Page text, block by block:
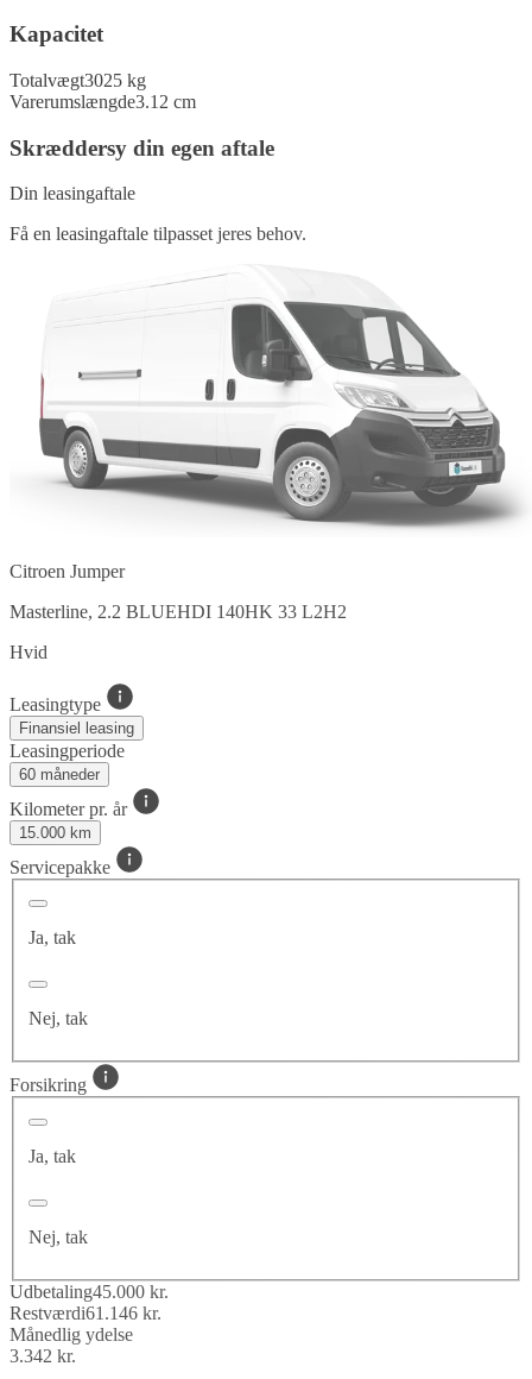
Kapacitet
Totalvægt3025 kg
Varerumslængde3.12 cm
Skræddersy din egen aftale
Din leasingaftale
Få en leasingaftale tilpasset jeres behov.
Citroen Jumper
Masterline, 2.2 BLUEHDI 140HK 33 L2H2
Hvid
Leasingtype
Finansiel leasing
Leasingperiode
60 måneder
Kilometer pr. år
15.000 km
Servicepakke
Ja, tak
Nej, tak
Forsikring
Ja, tak
Nej, tak
Udbetaling45.000 kr.
Restværdi61.146 kr.
Månedlig ydelse
3.342 kr.